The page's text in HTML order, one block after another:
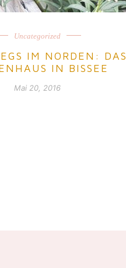
Uncategorized
IM NORDEN: DAS
IN BISSEE
Mai 20, 2016